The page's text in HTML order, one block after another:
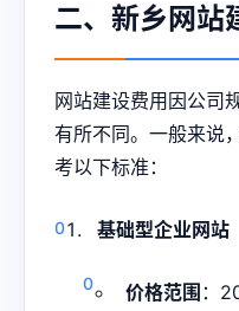
二、 新乡网站
网站建设费用因公司
有所不同。一般来说
考以下标准：
基础型企业网站
价格范围 ：